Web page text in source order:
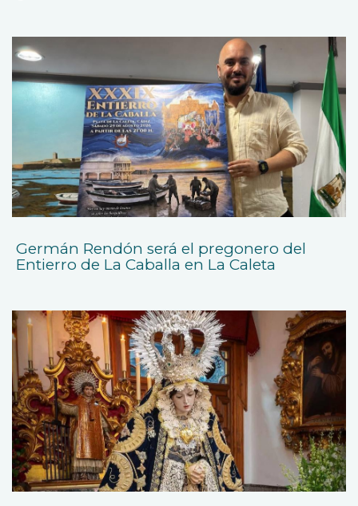
Germán Rendón será el pregonero del
Entierro de La Caballa en La Caleta